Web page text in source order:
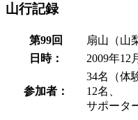
山行記録
第99回 扇山（山
日時：
2009年12
参加者：
34名（体
12名、
サポータ